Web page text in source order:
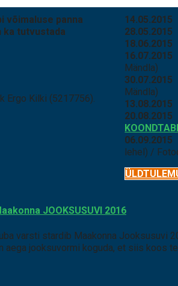
võimaluse panna
tutvustada
Ergo Kilki (5217756).
14.05.2015
28.05.2015
18.06.2015
16.07.2015
Mändla)
30.07.2015
Mändla)
13.08.2015
20.08.2015
06.09.2015
lehel) /
JOOKSUSUVI 2016
varsti stardib Maakonna Jooksusuvi
aega jooksuvormi koguda, et siis koos